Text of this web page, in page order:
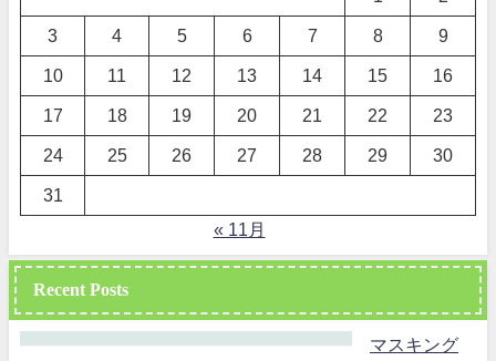
3 4 5 6 7 8 9
10 11 12 13 14 15 16
17 18 19 20 21 22 23
24 25 26 27 28 29 30
31
« 11月
Recent Posts
マスキング